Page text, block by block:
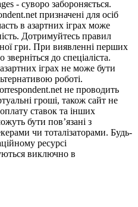
- суворо забороняється.
призначені для осіб
в азартних іграх може
Дотримуйтесь правил
гри. При виявленні перших
до спеціаліста.
іграх не може бути
роботі.
не проводить
гроші, також сайт не
ставок та інших
бути пов’язані з
чи тоталізаторами. Будь-
ресурсі
виключно в